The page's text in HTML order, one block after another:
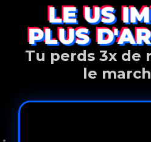
LE US
PLUS
Tu perds 3x de
le